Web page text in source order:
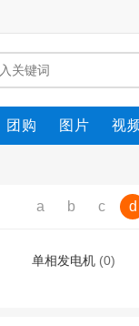
团购 图片 视
a b c d
单相发电机 (0)